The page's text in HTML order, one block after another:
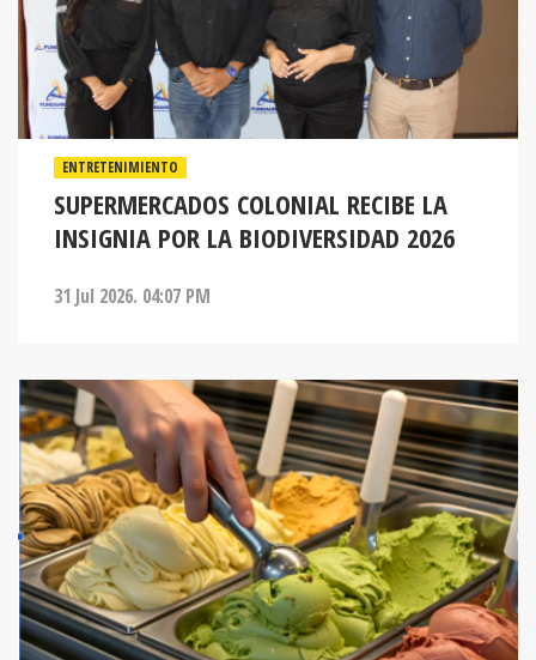
ENTRETENIMIENTO
SUPERMERCADOS COLONIAL RECIBE LA
INSIGNIA POR LA BIODIVERSIDAD 2026
31 Jul 2026. 04:07 PM